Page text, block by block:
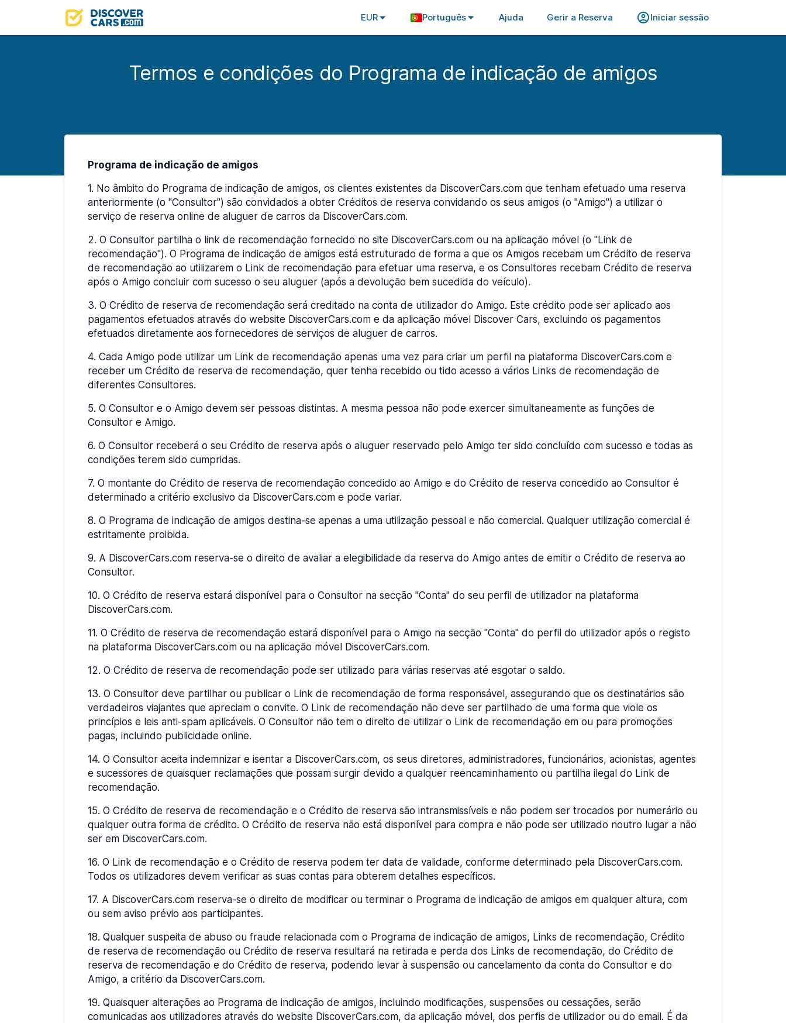
EUR Português Ajuda Gerir a Reserva Iniciar sessão
Termos e condições do Programa de indicação de amigos
Programa de indicação de amigos
1. No âmbito do Programa de indicação de amigos, os clientes existentes da DiscoverCars.com que tenham efetuado uma reserva
anteriormente (o "Consultor") são convidados a obter Créditos de reserva convidando os seus amigos (o "Amigo") a utilizar o
serviço de reserva online de aluguer de carros da DiscoverCars.com.
2. O Consultor partilha o link de recomendação fornecido no site DiscoverCars.com ou na aplicação móvel (o "Link de
recomendação"). O Programa de indicação de amigos está estruturado de forma a que os Amigos recebam um Crédito de reserva
de recomendação ao utilizarem o Link de recomendação para efetuar uma reserva, e os Consultores recebam Crédito de reserva
após o Amigo concluir com sucesso o seu aluguer (após a devolução bem sucedida do veículo).
3. O Crédito de reserva de recomendação será creditado na conta de utilizador do Amigo. Este crédito pode ser aplicado aos
pagamentos efetuados através do website DiscoverCars.com e da aplicação móvel Discover Cars, excluindo os pagamentos
efetuados diretamente aos fornecedores de serviços de aluguer de carros.
4. Cada Amigo pode utilizar um Link de recomendação apenas uma vez para criar um perfil na plataforma DiscoverCars.com e
receber um Crédito de reserva de recomendação, quer tenha recebido ou tido acesso a vários Links de recomendação de
diferentes Consultores.
5. O Consultor e o Amigo devem ser pessoas distintas. A mesma pessoa não pode exercer simultaneamente as funções de
Consultor e Amigo.
6. O Consultor receberá o seu Crédito de reserva após o aluguer reservado pelo Amigo ter sido concluído com sucesso e todas as
condições terem sido cumpridas.
7. O montante do Crédito de reserva de recomendação concedido ao Amigo e do Crédito de reserva concedido ao Consultor é
determinado a critério exclusivo da DiscoverCars.com e pode variar.
8. O Programa de indicação de amigos destina-se apenas a uma utilização pessoal e não comercial. Qualquer utilização comercial é
estritamente proibida.
9. A DiscoverCars.com reserva-se o direito de avaliar a elegibilidade da reserva do Amigo antes de emitir o Crédito de reserva ao
Consultor.
10. O Crédito de reserva estará disponível para o Consultor na secção "Conta" do seu perfil de utilizador na plataforma
DiscoverCars.com.
11. O Crédito de reserva de recomendação estará disponível para o Amigo na secção "Conta" do perfil do utilizador após o registo
na plataforma DiscoverCars.com ou na aplicação móvel DiscoverCars.com.
12. O Crédito de reserva de recomendação pode ser utilizado para várias reservas até esgotar o saldo.
13. O Consultor deve partilhar ou publicar o Link de recomendação de forma responsável, assegurando que os destinatários são
verdadeiros viajantes que apreciam o convite. O Link de recomendação não deve ser partilhado de uma forma que viole os
princípios e leis anti-spam aplicáveis. O Consultor não tem o direito de utilizar o Link de recomendação em ou para promoções
pagas, incluindo publicidade online.
14. O Consultor aceita indemnizar e isentar a DiscoverCars.com, os seus diretores, administradores, funcionários, acionistas, agentes
e sucessores de quaisquer reclamações que possam surgir devido a qualquer reencaminhamento ou partilha ilegal do Link de
recomendação.
15. O Crédito de reserva de recomendação e o Crédito de reserva são intransmissíveis e não podem ser trocados por numerário ou
qualquer outra forma de crédito. O Crédito de reserva não está disponível para compra e não pode ser utilizado noutro lugar a não
ser em DiscoverCars.com.
16. O Link de recomendação e o Crédito de reserva podem ter data de validade, conforme determinado pela DiscoverCars.com.
Todos os utilizadores devem verificar as suas contas para obterem detalhes específicos.
17. A DiscoverCars.com reserva-se o direito de modificar ou terminar o Programa de indicação de amigos em qualquer altura, com
ou sem aviso prévio aos participantes.
18. Qualquer suspeita de abuso ou fraude relacionada com o Programa de indicação de amigos, Links de recomendação, Crédito
de reserva de recomendação ou Crédito de reserva resultará na retirada e perda dos Links de recomendação, do Crédito de
reserva de recomendação e do Crédito de reserva, podendo levar à suspensão ou cancelamento da conta do Consultor e do
Amigo, a critério da DiscoverCars.com.
19. Quaisquer alterações ao Programa de indicação de amigos, incluindo modificações, suspensões ou cessações, serão
comunicadas aos utilizadores através do website DiscoverCars.com, da aplicação móvel, dos perfis de utilizador ou do email. É da